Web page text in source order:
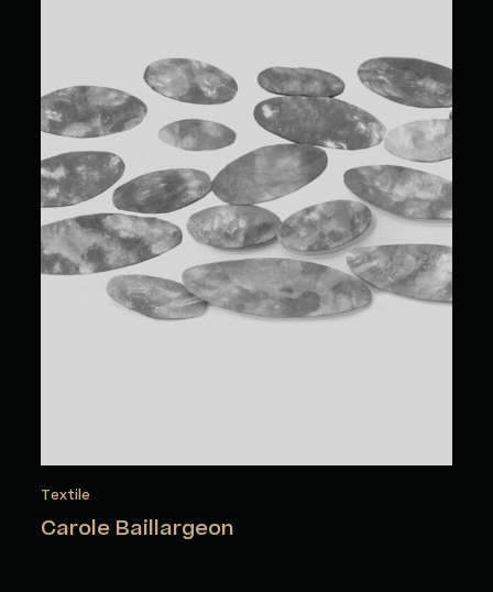
Textile
Carole Baillargeon